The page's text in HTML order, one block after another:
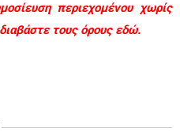
περιεχομένου χωρίς
τους όρους εδώ.